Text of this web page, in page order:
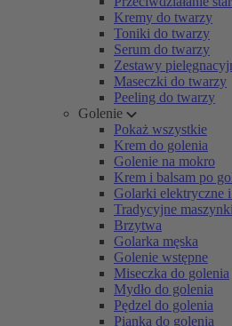
Kremy do twarzy
Toniki do twarzy
Serum do twarzy
Zestawy
Maseczki do twarzy
Peeling do twarzy
Golenie
Pokaż wszystkie
Krem do golenia
Golenie na mokro
Krem i balsam po
Golarki elektryczne
Tradycyjne
Brzytwa
Golarka męska
Golenie wstępne
Miseczka do golenia
Mydło do golenia
Pędzel do golenia
Pianka do golenia